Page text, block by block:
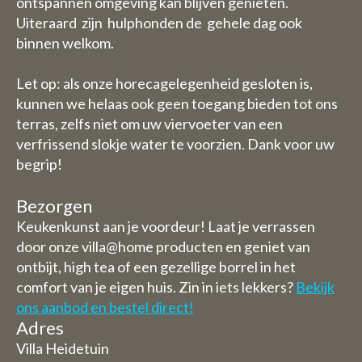
Uiteraard zijn hulphonden de gehele dag ook
binnen welkom.
Let op: als onze horecagelegenheid gesloten is,
kunnen we helaas ook geen toegang bieden tot ons
terras, zelfs niet om uw viervoeter van een
verfrissend slokje water te voorzien. Dank voor uw
begrip!
Bezorgen
Keukenkunst aan je voordeur! Laat je verrassen
door onze villa@home producten en geniet van
ontbijt, high tea of een gezellige borrel in het
comfort van je eigen huis. Zin in iets lekkers? Bekijk
ons aanbod en bestel direct!
Adres
Villa Heidetuin